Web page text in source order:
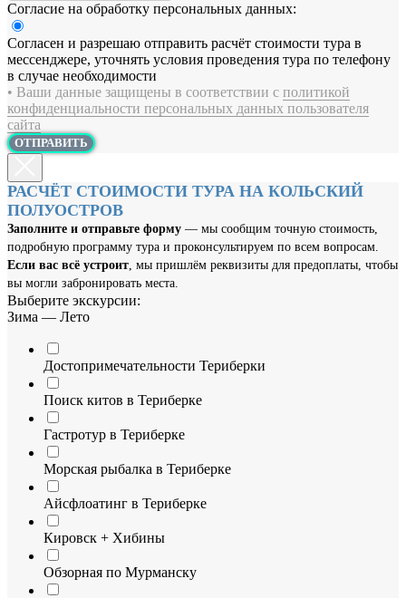
Согласие на обработку персональных данных:
Согласен и разрешаю отправить расчёт стоимости тура в
мессенджере, уточнять условия проведения тура по телефону
в случае необходимости
• Ваши данные защищены в соответствии с политикой
конфиденциальности персональных данных пользователя
сайта
ОТПРАВИТЬ
РАСЧЁТ СТОИМОСТИ ТУРА НА КОЛЬСКИЙ
ПОЛУОСТРОВ
Заполните и отправьте форму — мы сообщим точную стоимость,
подробную программу тура и проконсультируем по всем вопросам.
Если вас всё устроит, мы пришлём реквизиты для предоплаты, чтобы
вы могли забронировать места.
Выберите экскурсии:
Зима — Лето
Достопримечательности Териберки
Поиск китов в Териберке
Гастротур в Териберке
Морская рыбалка в Териберке
Айсфлоатинг в Териберке
Кировск + Хибины
Обзорная по Мурманску